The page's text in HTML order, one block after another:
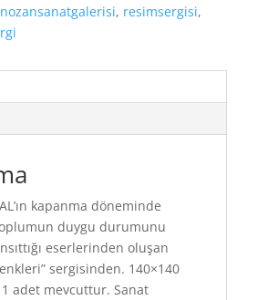
, resimsergisi,
kapanma döneminde
duygu durumunu
eserlerinden oluşan
sergisinden. 140×140
adet mevcuttur. Sanat